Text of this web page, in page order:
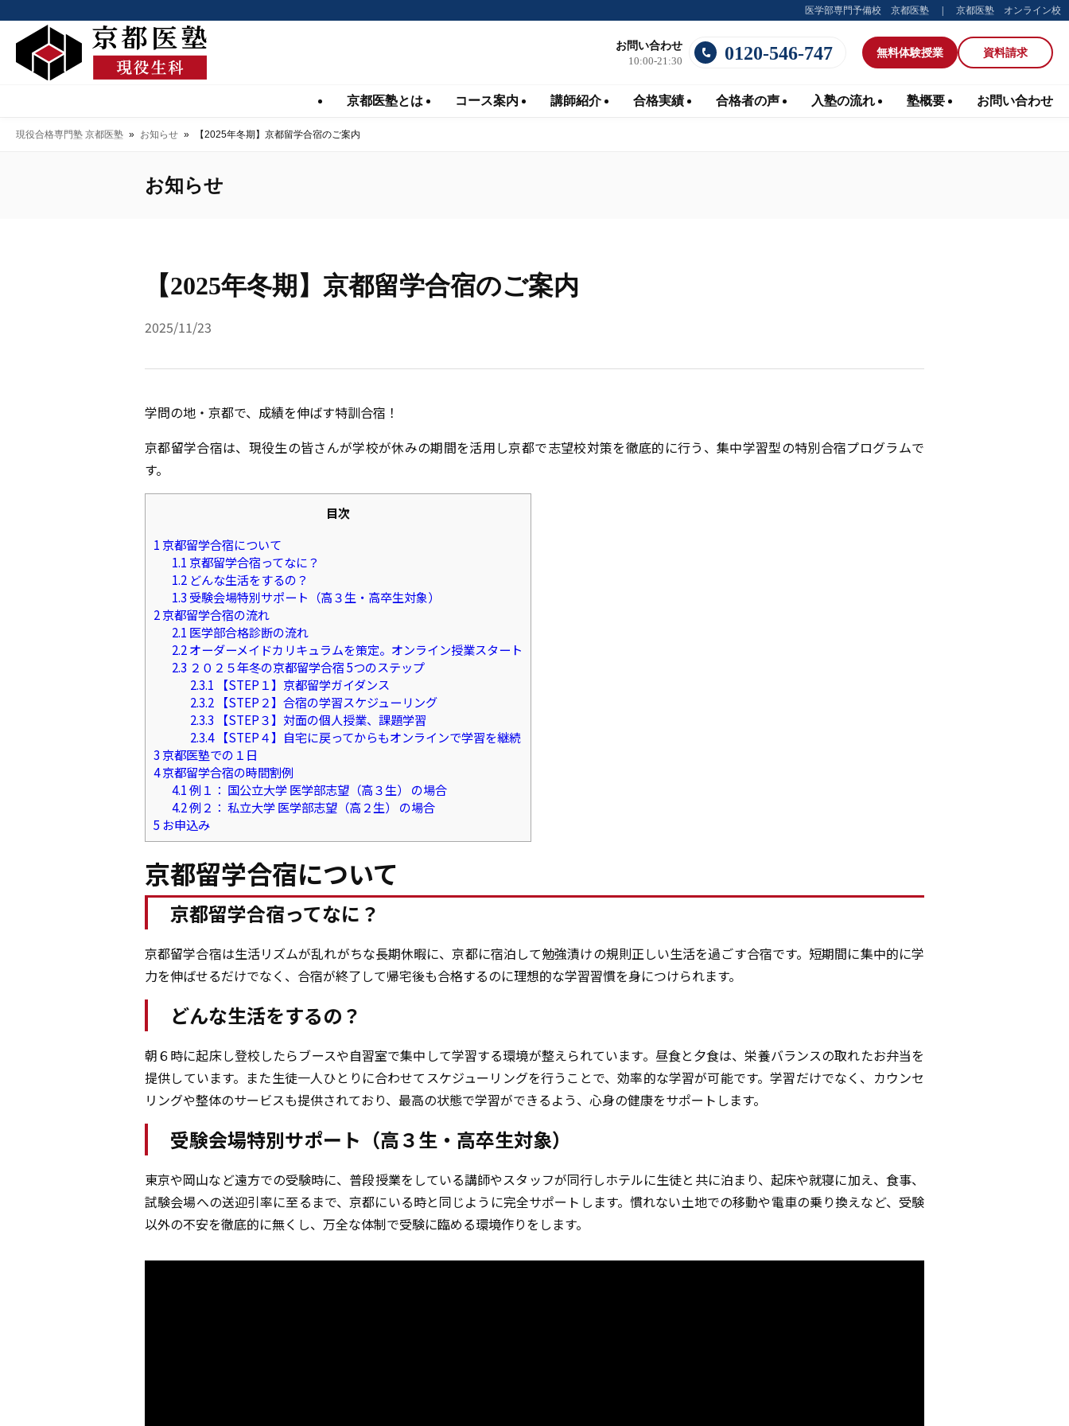
医学部専門予備校 京都医塾 京都医塾 オンライン校
お問い合わせ
10:00-21:30
0120-546-747 無料体験授業 資料請求
京都医塾とは コース案内 講師紹介 合格実績 合格者の声 入塾の流れ 塾概要 お問い合わせ
現役合格専門塾 京都医塾 » お知らせ » 【2025年冬期】京都留学合宿のご案内
お知らせ
【2025年冬期】京都留学合宿のご案内
2025/11/23
学問の地・京都で、成績を伸ばす特訓合宿！
京都留学合宿は、現役生の皆さんが学校が休みの期間を活用し京都で志望校対策を徹底的に行う、集中学習型の特別合宿プログラムで
す。
目次
1 京都留学合宿について
1.1 京都留学合宿ってなに？
1.2どんな生活をするの？
1.3 受験会場特別サポート（高３生・高卒生対象）
2京都留学合宿の流れ
2.1 医学部合格診断の流れ
2.2オーダーメイドカリキュラムを策定。オンライン授業スタート
2.3 ２０２５年冬の京都留学合宿 5つのステップ
2.3.1 【STEP１】京都留学ガイダンス
2.3.2【STEP２】合宿の学習スケジューリング
2.3.3 【STEP３】対面の個人授業、課題学習
2.3.4【STEP４】自宅に戻ってからもオンラインで学習を継続
3 京都医塾での１日
4京都留学合宿の時間割例
4.1例１： 国公立大学 医学部志望（高３生） の場合
4.2例２： 私立大学 医学部志望（高２生） の場合
5 お申込み
京都留学合宿について
京都留学合宿ってなに？
京都留学合宿は生活リズムが乱れがちな長期休暇に、京都に宿泊して勉強漬けの規則正しい生活を過ごす合宿です。短期間に集中的に学
力を伸ばせるだけでなく、合宿が終了して帰宅後も合格するのに理想的な学習習慣を身につけられます。
どんな生活をするの？
朝６時に起床し登校したらブースや自習室で集中して学習する環境が整えられています。昼食と夕食は、栄養バランスの取れたお弁当を
提供しています。また生徒一人ひとりに合わせてスケジューリングを行うことで、効率的な学習が可能です。学習だけでなく、カウンセ
リングや整体のサービスも提供されており、最高の状態で学習ができるよう、心身の健康をサポートします。
受験会場特別サポート（高３生・高卒生対象）
東京や岡山など遠方での受験時に、普段授業をしている講師やスタッフが同行しホテルに生徒と共に泊まり、起床や就寝に加え、食事、
試験会場への送迎引率に至るまで、京都にいる時と同じように完全サポートします。慣れない土地での移動や電車の乗り換えなど、受験
以外の不安を徹底的に無くし、万全な体制で受験に臨める環境作りをします。